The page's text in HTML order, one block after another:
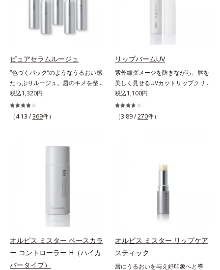
分が肌全層(*2)に働きかけて、肌の
うるおいをグンとアップ＆リッチな
クリームのようにぴたっと密着。乾
燥による小ジワを目立たなく(*1)
す。むやみに隠すのではなくふわり
アのW効果で軽やかな美肌を印象づ
けます。紫外線吸収剤フリーなのに
高SPF値、さらにスキンプロテクト
複合成分(*3)が、ブルーライト、紫
外線、大気中の微粒子汚れなどの外
ー複合成分(*4)肌悩みが気になる時
すい肌にうるおいを届けながら、光
拡散効果で乾燥小ジワや毛穴もカバ
ーします。【ラスティング効果】皮
主成分を選択的に吸収し、うるおい
層の範囲内*3 スキンプロテクト※
複合成分配合＝肌を保護し、乾燥を
防ぐ複合成分 ※ ビルベリー葉エ
く、美しい仕上がりを長時間キー
プ。目元ケア成分(*)で目元の負担も
軽減します。※中身を取り替えられ
るリフィルをご用意しています。*
パンテノール配合＝保湿成分
ピュアセラムルージュ
“色づくパック”のようなうるおい感
たっぷりルージュ。唇のキメを整え
リップの土台をつくり鮮やかな発色
を叶えます。唇にたっぷりうるおい
を与えながら鮮やかに色づく、スキ
キメを整えて、リップの土台をつく
解決(*1)する「リップトリートメン
ト成分(*2)」や、鮮やかな発色で、
均一な質感に整った唇にのせること
でより美しく色づく「クリアカラー
成分(*3)」を配合。さらに吐息や飲
み物の水分を取り込んでリップの密
着性を高める「ウォーターゲル成分
(*4）」で、マスクに色移りもしに
くい仕様です。*1 メイク効果によ
る *2 シリカ、酸化チタン、トリエ
税込1,320円
（4.13 /369件）
リップバームUV
紫外線ダメージを防ぎながら、唇を
美しく見せるUVカットリップクリ
ーム。UV対策を忘れがちな唇に。
紫外線をカットしながら、顔色をパ
ッと明るく見せるUVカットリップ
るリップクリームで、顔だけでなく
種類の保湿成分（加水分解コラーゲ
ン、ゲットウ葉エキス）を配合して
の乾燥悩みも解決＆うるおい長持
うカラーで、唇を美しく魅せながら
いので、気兼ねなく使えます。口紅
税込1,100円
（3.89 /270件）
オルビス ミスター ベースカラ
ー コントローラー H（ハイカ
バータイプ）
オルビス ミスター リップケア
スティック
唇にうるおいを与え好印象へと導